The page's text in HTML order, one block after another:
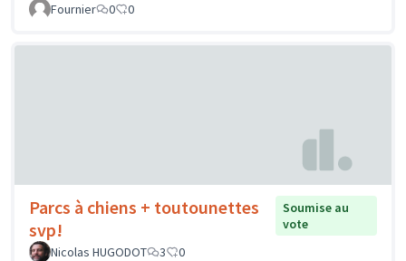
Fournier 0 0
Parcs à chiens + toutounettes
svp!
Soumise au
vote
Nicolas HUGODOT
3 0